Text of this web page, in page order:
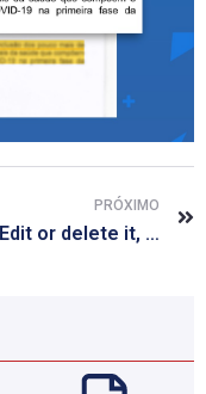
PRÓXIMO
Edit or delete it, then start writing!